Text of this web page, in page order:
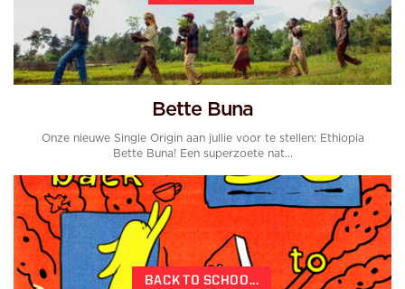
Bette Buna
Onze nieuwe Single Origin aan jullie voor te stellen: Ethiopia
Bette Buna! Een superzoete nat...
BACK TO SCHOO...